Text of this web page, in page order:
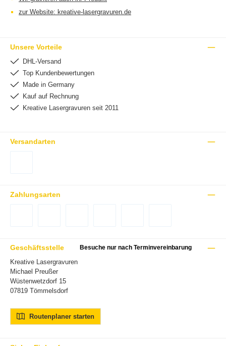
zur Website: kreative-lasergravuren.de
Unsere Vorteile
DHL-Versand
Top Kundenbewertungen
Made in Germany
Kauf auf Rechnung
Kreative Lasergravuren seit 2011
Versandarten
Zahlungsarten
Geschäftsstelle Besuche nur nach Terminvereinbarung
Kreative Lasergravuren
Michael Preußer
Wüstenwetzdorf 15
07819 Tömmelsdorf
Routenplaner starten